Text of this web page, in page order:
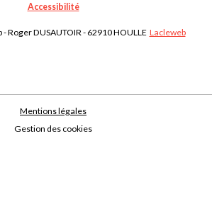
Accessibilité
Roger DUSAUTOIR - 62910 HOULLE Lacleweb
Mentions légales
Gestion des cookies